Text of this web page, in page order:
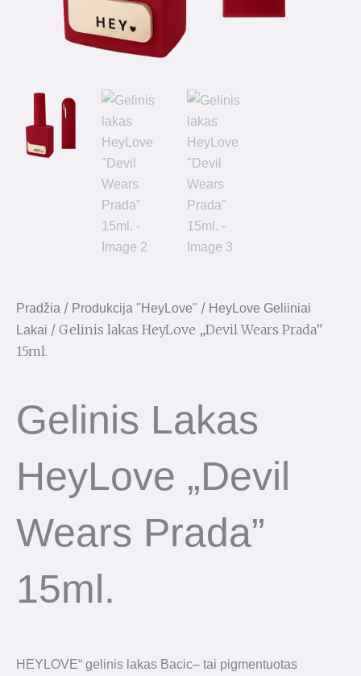
Pradžia / Produkcija "HeyLove" / HeyLove Geliiniai
Lakai / Gelinis lakas HeyLove „Devil Wears Prada”
15ml.
Gelinis Lakas
HeyLove „Devil
Wears Prada”
15ml.
HEYLOVE“ gelinis lakas Bacic– tai pigmentuotas